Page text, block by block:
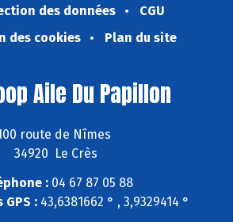
des données
CGU
des cookies
Plan du site
Aile Du Papillon
route de Nîmes
34920 Le Crès
: 04 67 87 05 88
: 43,6381662 ° , 3,9329414 °